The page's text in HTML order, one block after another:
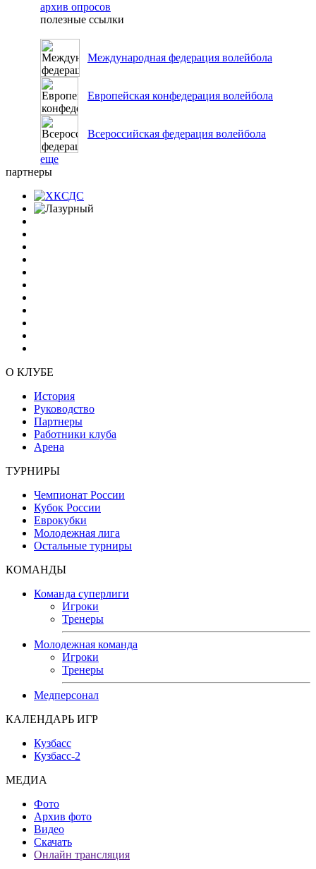
архив опросов
полезные ссылки
Международная федерация волейбола
Европейская конфедерация волейбола
Всероссийская федерация волейбола
еще
партнеры
О КЛУБЕ
История
Руководство
Партнеры
Работники клуба
Арена
ТУРНИРЫ
Чемпионат России
Кубок России
Еврокубки
Молодежная лига
Остальные турниры
КОМАНДЫ
Команда суперлиги
Игроки
Тренеры
Молодежная команда
Игроки
Тренеры
Медперсонал
КАЛЕНДАРЬ ИГР
Кузбасс
Кузбасс-2
МЕДИА
Фото
Архив фото
Видео
Скачать
Онлайн трансляция